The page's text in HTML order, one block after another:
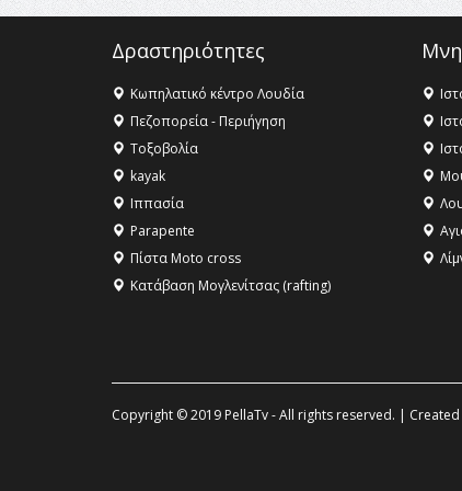
Δραστηριότητες
Κωπηλατικό κέντρο Λουδία
Πεζοπορεία - Περιήγηση
Τοξοβολία
kayak
Ιππασία
Parapente
Πίστα Moto cross
Κατάβαση Μογλενίτσας (rafting)
Copyright © 2019 PellaTv - All rights reserved. |